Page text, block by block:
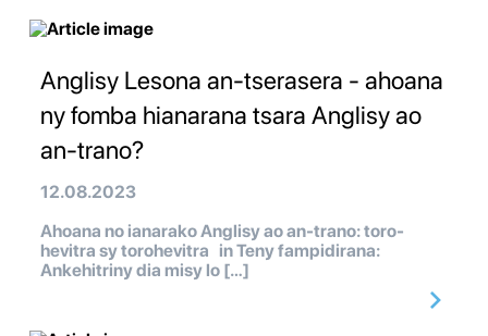
Anglisy Lesona an-tserasera - ahoana
ny fomba hianarana tsara Anglisy ao
an-trano?
12.08.2023
Ahoana no ianarako Anglisy ao an-trano: toro-
hevitra sy torohevitra in Teny fampidirana:
Ankehitriny dia misy lo […]